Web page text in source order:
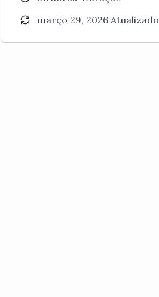
março 29, 2026 Atualizado